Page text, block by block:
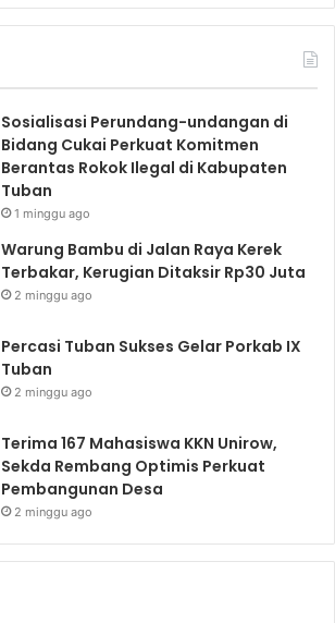
Sosialisasi Perundang-undangan di
Bidang Cukai Perkuat Komitmen
Berantas Rokok Ilegal di Kabupaten
Tuban
1 minggu ago
Warung Bambu di Jalan Raya Kerek
Terbakar, Kerugian Ditaksir Rp30 Juta
2 minggu ago
Percasi Tuban Sukses Gelar Porkab IX
Tuban
2 minggu ago
Terima 167 Mahasiswa KKN Unirow,
Sekda Rembang Optimis Perkuat
Pembangunan Desa
2 minggu ago